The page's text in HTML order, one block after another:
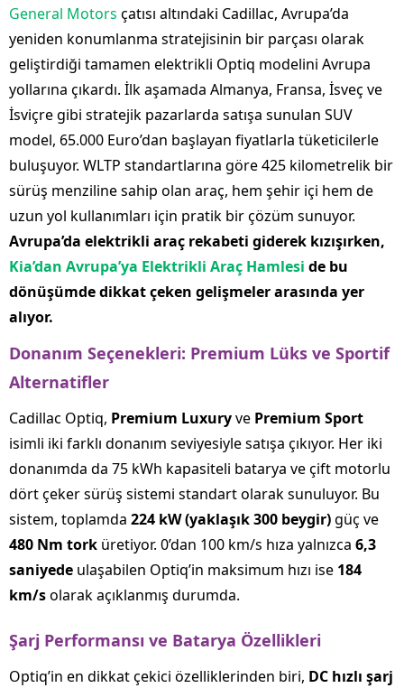
General Motors çatısı altındaki Cadillac, Avrupa’da
yeniden konumlanma stratejisinin bir parçası olarak
geliştirdiği tamamen elektrikli Optiq modelini Avrupa
yollarına çıkardı. İlk aşamada Almanya, Fransa, İsveç ve
İsviçre gibi stratejik pazarlarda satışa sunulan SUV
model, 65.000 Euro’dan başlayan fiyatlarla tüketicilerle
buluşuyor. WLTP standartlarına göre 425 kilometrelik bir
sürüş menziline sahip olan araç, hem şehir içi hem de
uzun yol kullanımları için pratik bir çözüm sunuyor.
Avrupa’da elektrikli araç rekabeti giderek kızışırken,
Kia’dan Avrupa’ya Elektrikli Araç Hamlesi de bu
dönüşümde dikkat çeken gelişmeler arasında yer
alıyor.
Donanım Seçenekleri: Premium Lüks ve Sportif
Alternatifler
Cadillac Optiq, Premium Luxuryve Premium Sport
isimli iki farklı donanım seviyesiyle satışa çıkıyor. Her iki
donanımda da 75 kWh kapasiteli batarya ve çift motorlu
dört çeker sürüş sistemi standart olarak sunuluyor. Bu
sistem, toplamda 224 kW (yaklaşık 300 beygir)güç ve
480 Nm tork üretiyor. 0’dan 100 km/s hıza yalnızca 6,3
saniyede ulaşabilen Optiq’in maksimum hızı ise 184
km/solarak açıklanmış durumda.
Şarj Performansı ve Batarya Özellikleri
Optiq’in en dikkat çekici özelliklerinden biri, DC hızlı şarj